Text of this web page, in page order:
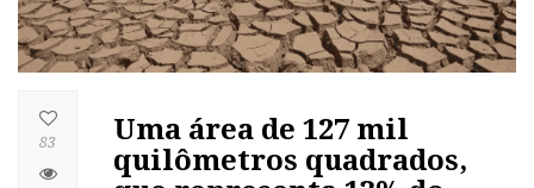
Uma área de 127 mil
quilômetros quadrados,
83